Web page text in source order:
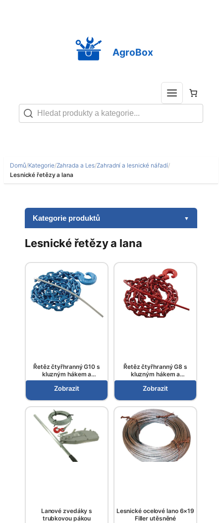
AgroBox
Domů/Kategorie/Zahrada a Les/Zahradní a lesnické nářadí/
Lesnické řetězy a lana
Kategorie produktů ▼
Lesnické řetězy a lana
Řetěz čtyřhranný G10 s
kluzným hákem a
průvlečnou jehlou
Zobrazit
Řetěz čtyřhranný G8 s
kluzným hákem a
průvlečnou jehlou
Zobrazit
Lanové zvedáky s
trubkovou pákou
Lesnické ocelové lano 6×19
Filler utěsněné